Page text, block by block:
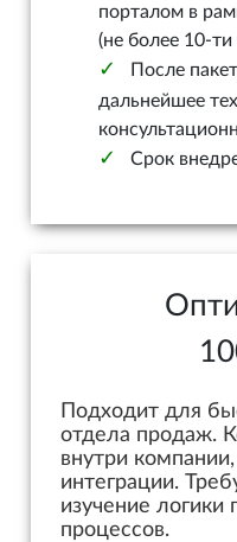
порталом в
(не более 10-ти
После
дальнейшее
Срок
Подходит для
отдела продаж.
внутри
интеграции.
изучение логики
процессов.